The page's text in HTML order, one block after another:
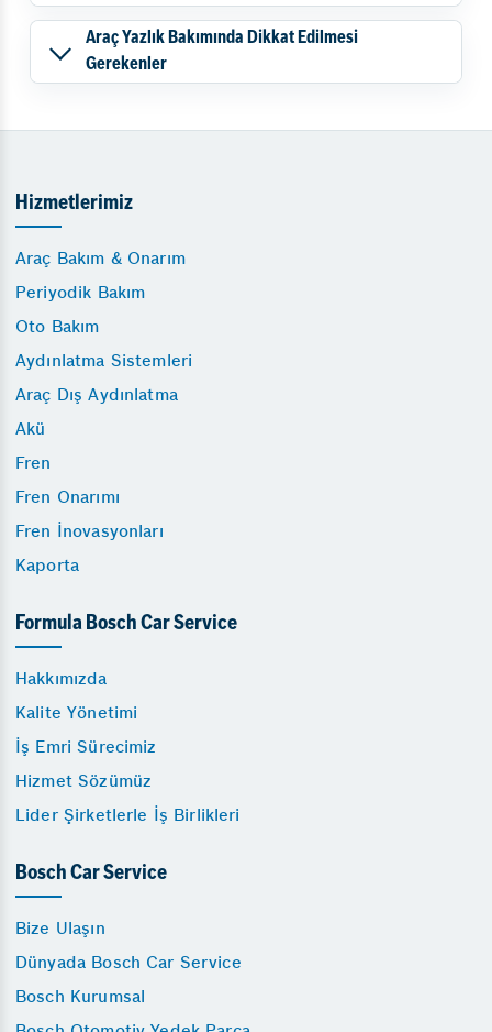
Araç Yazlık Bakımında Dikkat Edilmesi
Gerekenler
Hizmetlerimiz
Araç Bakım & Onarım
Periyodik Bakım
Oto Bakım
Aydınlatma Sistemleri
Araç Dış Aydınlatma
Akü
Fren
Fren Onarımı
Fren İnovasyonları
Kaporta
Formula Bosch Car Service
Hakkımızda
Kalite Yönetimi
İş Emri Sürecimiz
Hizmet Sözümüz
Lider Şirketlerle İş Birlikleri
Bosch Car Service
Bize Ulaşın
Dünyada Bosch Car Service
Bosch Kurumsal